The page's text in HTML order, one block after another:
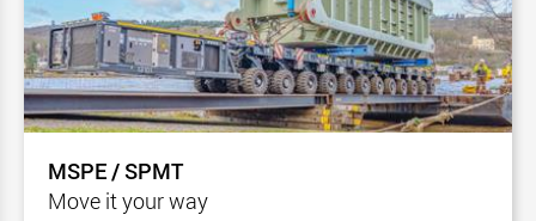
MSPE / SPMT
Move it your way